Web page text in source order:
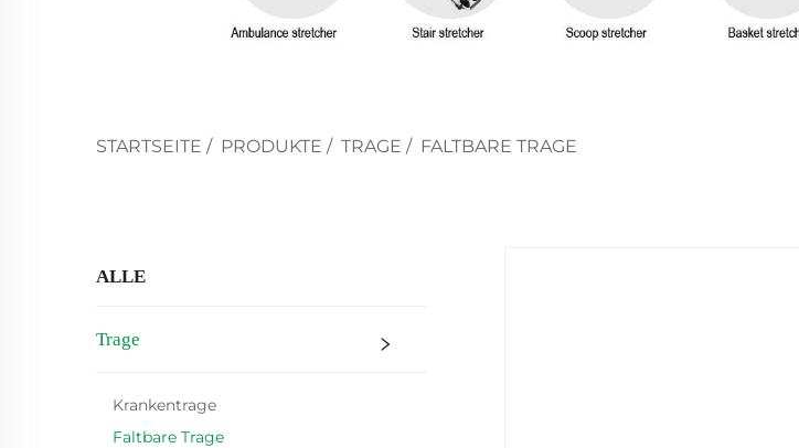
STARTSEITE / PRODUKTE / TRAGE / FALTBARE TRAGE
ALLE
Trage
Krankentrage
Faltbare Trage